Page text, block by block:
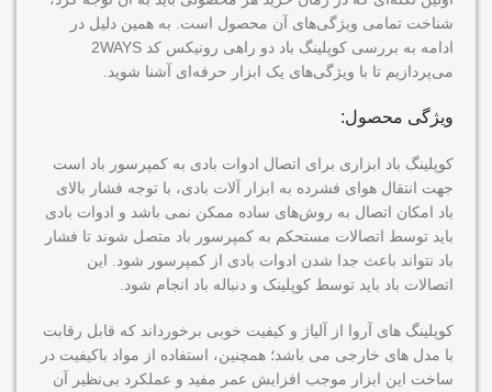
شناخت تمامی ویژگی‌های آن محصول است. به همین دلیل در
ادامه به بررسی کوپلینگ باد دو راهی رونیکس کد 2WAYS
می‌پردازیم تا با ویژگی‌های یک ابزار حرفه‌ای آشنا شوید.
ویژگی محصول:
کوپلینگ باد ابزاری برای اتصال ادوات بادی به کمپرسور باد است
جهت انتقال هوای فشرده به ابزار آلات بادی، با توجه فشار بالای
باد امکان اتصال به روش‌های ساده ممکن نمی باشد و ادوات بادی
باید توسط اتصالات مستحکم به کمپرسور باد متصل شوند تا فشار
باد نتواند باعث جدا شدن ادوات بادی از کمپرسور شود. این
اتصالات باد باید توسط کوپلینک و دنباله باد انجام شود.
کوپلینگ های آروا از آلیاژ و کیفیت خوبی برخورداند که قابل رقابت
با مدل های خارجی می باشد؛ همچنین، استفاده از مواد باکیفیت در
ساخت این ابزار موجب افزایش عمر مفید و عملکرد بی‌نظیر آن